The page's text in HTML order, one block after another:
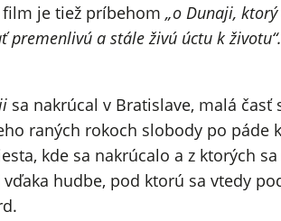
je tiež príbehom „o Dunaji,
a stále živú úctu k životu“.
sa nakrúcal v Bratislave, malá
raných rokoch slobody po páde
kde sa nakrúcalo a z ktorých
hudbe, pod ktorú sa vtedy